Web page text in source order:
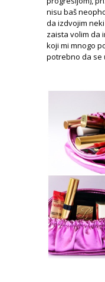
nisu baš
da izdvojim
zaista volim da
koji mi mnogo
potrebno da se